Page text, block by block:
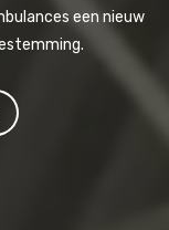
een nieuw